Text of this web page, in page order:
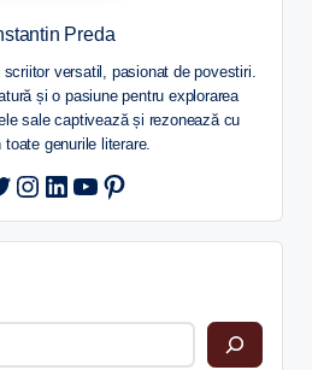
Preda
versatil, pasionat de povestiri.
și o pasiune pentru explorarea
sale captivează și rezonează cu
toate genurile literare.
Instagram
LinkedIn
YouTube
Pinterest